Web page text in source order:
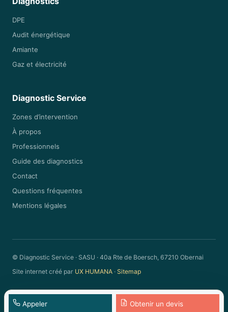
DPE
Audit énergétique
Amiante
Gaz et électricité
Diagnostic Service
Zones d’intervention
À propos
Professionnels
Guide des diagnostics
Contact
Questions fréquentes
Mentions légales
© Diagnostic Service · SASU · 40a Rte de Boersch, 67210 Obernai
Site internet créé par UX HUMANA · Sitemap
Appeler Obtenir un devis